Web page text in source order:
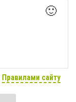
🙂
Правилами сайту